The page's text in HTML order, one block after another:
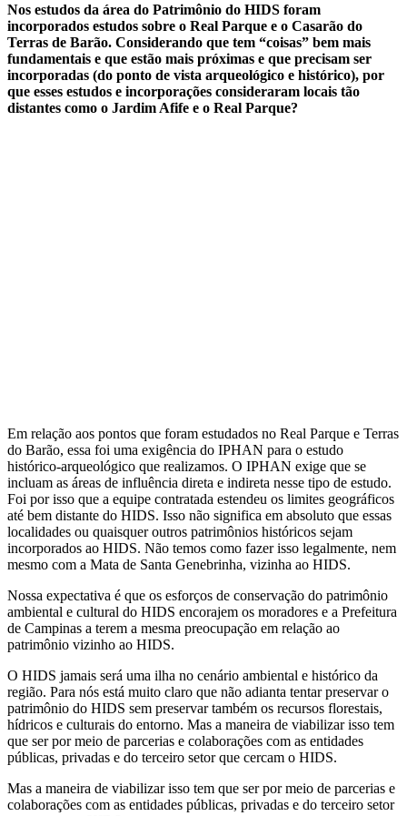
Nos estudos da área do Patrimônio do HIDS foram
incorporados estudos sobre o Real Parque e o Casarão do
Terras de Barão. Considerando que tem “coisas” bem mais
fundamentais e que estão mais próximas e que precisam ser
incorporadas (do ponto de vista arqueológico e histórico), por
que esses estudos e incorporações consideraram locais tão
distantes como o Jardim Afife e o Real Parque?
Em relação aos pontos que foram estudados no Real Parque e Terras
do Barão, essa foi uma exigência do IPHAN para o estudo
histórico-arqueológico que realizamos. O IPHAN exige que se
incluam as áreas de influência direta e indireta nesse tipo de estudo.
Foi por isso que a equipe contratada estendeu os limites geográficos
até bem distante do HIDS. Isso não significa em absoluto que essas
localidades ou quaisquer outros patrimônios históricos sejam
incorporados ao HIDS. Não temos como fazer isso legalmente, nem
mesmo com a Mata de Santa Genebrinha, vizinha ao HIDS.
Nossa expectativa é que os esforços de conservação do patrimônio
ambiental e cultural do HIDS encorajem os moradores e a Prefeitura
de Campinas a terem a mesma preocupação em relação ao
patrimônio vizinho ao HIDS.
O HIDS jamais será uma ilha no cenário ambiental e histórico da
região. Para nós está muito claro que não adianta tentar preservar o
patrimônio do HIDS sem preservar também os recursos florestais,
hídricos e culturais do entorno. Mas a maneira de viabilizar isso tem
que ser por meio de parcerias e colaborações com as entidades
públicas, privadas e do terceiro setor que cercam o HIDS.
Mas a maneira de viabilizar isso tem que ser por meio de parcerias e
colaborações com as entidades públicas, privadas e do terceiro setor